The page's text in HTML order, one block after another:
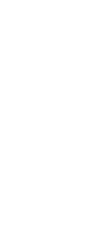
Médio;
inclusion of
schools in
National
focusing on
three